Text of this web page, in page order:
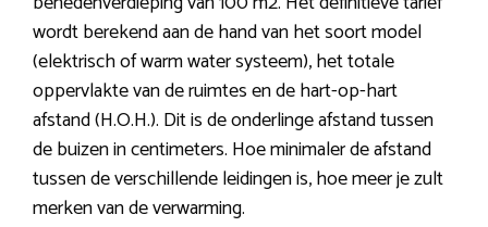
wordt berekend aan de hand van het soort model
(elektrisch of warm water systeem), het totale
oppervlakte van de ruimtes en de hart-op-hart
afstand (H.O.H.). Dit is de onderlinge afstand tussen
de buizen in centimeters. Hoe minimaler de afstand
tussen de verschillende leidingen is, hoe meer je zult
merken van de verwarming.